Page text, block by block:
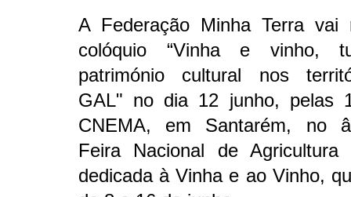
A Federação Minha Terra vai
colóquio “Vinha e vinho,
património cultural nos
GAL" no dia 12 junho, pelas
CNEMA, em Santarém, no
Feira Nacional de Agricultura
dedicada à Vinha e ao Vinho,